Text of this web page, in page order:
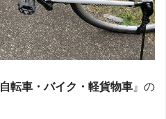
自転車・バイク・軽貨物車 』の